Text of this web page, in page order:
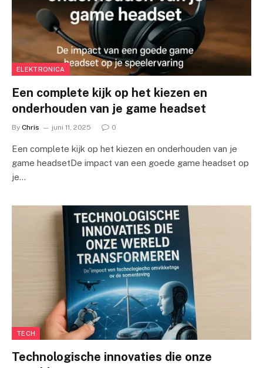
ELEKTRONICA
Een complete kijk op het kiezen en
onderhouden van je game headset
By Chris juni 11, 2025 0
Een complete kijk op het kiezen en onderhouden van je
game headsetDe impact van een goede game headset op
je…
TECH
Technologische innovaties die onze